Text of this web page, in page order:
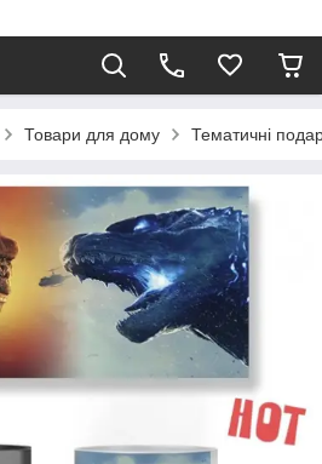
Товари для дому Тематичні